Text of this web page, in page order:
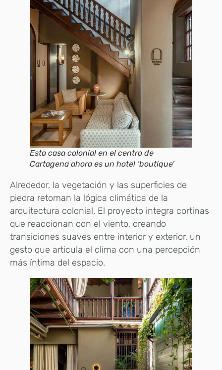
Esta casa colonial en el centro de
Cartagena ahora es un hotel ‘boutique’
Alrededor, la vegetación y las superficies de
piedra retoman la lógica climática de la
arquitectura colonial. El proyecto integra cortinas
que reaccionan con el viento, creando
transiciones suaves entre interior y exterior, un
gesto que articula el clima con una percepción
más íntima del espacio.